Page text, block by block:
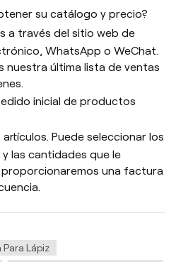
su catálogo y precio?
a través del sitio web de
WhatsApp o WeChat.
nuestra última lista de ventas
inicial de productos
Puede seleccionar los
las cantidades que le
proporcionaremos una factura
Para Lápiz